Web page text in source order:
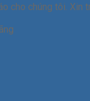
cho chúng tôi. Xin